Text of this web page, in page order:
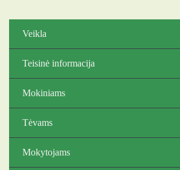
Veikla
Teisinė informacija
Mokiniams
Tėvams
Mokytojams